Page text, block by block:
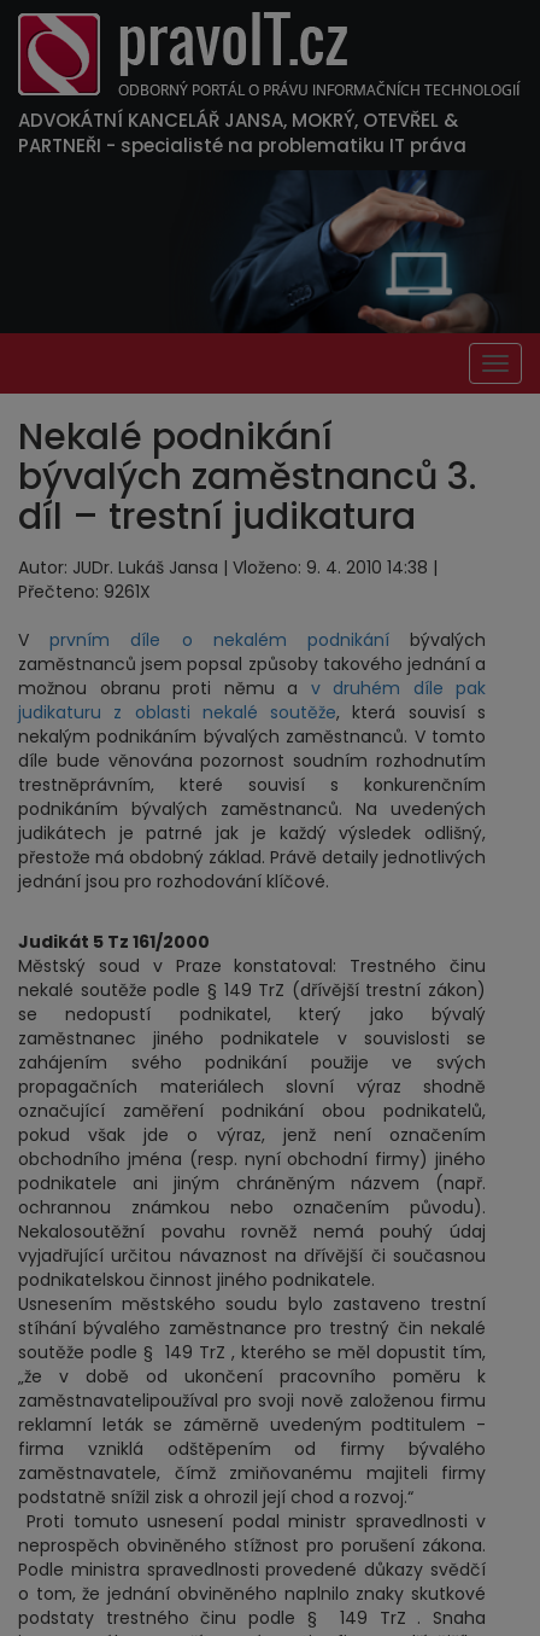
ADVOKÁTNÍ KANCELÁŘ JANSA, MOKRÝ, OTEVŘEL &
PARTNEŘI - specialisté na problematiku IT práva
Nekalé podnikání
bývalých zaměstnanců 3.
díl – trestní judikatura
Autor: JUDr. Lukáš Jansa | Vloženo: 9. 4. 2010 14:38 |
Přečteno: 9261X
Vprvním díle o nekalém podnikáníbývalých
zaměstnanců jsem popsal způsoby takového jednání a
možnou obranu proti němu a v druhém díle pak
judikaturu z oblasti nekalé soutěže, která souvisí s
nekalým podnikáním bývalých zaměstnanců. V tomto
díle bude věnována pozornost soudním rozhodnutím
trestněprávním, které souvisí s konkurenčním
podnikáním bývalých zaměstnanců. Na uvedených
judikátech je patrné jak je každý výsledek odlišný,
přestože má obdobný základ. Právě detaily jednotlivých
jednání jsou pro rozhodování klíčové.
Judikát 5 Tz 161/2000
Městský soud v Praze konstatoval: Trestného činu
nekalé soutěže podle § 149 TrZ (dřívější trestní zákon)
se nedopustí podnikatel, který jako bývalý
zaměstnanec jiného podnikatele v souvislosti se
zahájením svého podnikání použije ve svých
propagačních materiálech slovní výraz shodně
označující zaměření podnikání obou podnikatelů,
pokud však jde o výraz, jenž není označením
obchodního jména (resp. nyní obchodní firmy) jiného
podnikatele ani jiným chráněným názvem (např.
ochrannou známkou nebo označením původu).
Nekalosoutěžní povahu rovněž nemá pouhý údaj
vyjadřující určitou návaznost na dřívější či současnou
podnikatelskou činnost jiného podnikatele.
Usnesením městského soudu bylo zastaveno trestní
stíhání bývalého zaměstnance pro trestný čin nekalé
soutěže podle § 149 TrZ , kterého se měl dopustit tím,
„že v době od ukončení pracovního poměru k
zaměstnavatelipoužíval pro svoji nově založenou firmu
reklamní leták se záměrně uvedeným podtitulem -
firma vzniklá odštěpením od firmy bývalého
zaměstnavatele, čímž zmiňovanému majiteli firmy
podstatně snížil zisk a ohrozil její chod a rozvoj.“
Proti tomuto usnesení podal ministr spravedlnosti v
neprospěch obviněného stížnost pro porušení zákona.
Podle ministra spravedlnosti provedené důkazy svědčí
o tom, že jednání obviněného naplnilo znaky skutkové
podstaty trestného činu podle § 149 TrZ . Snaha